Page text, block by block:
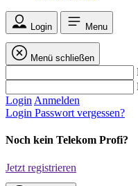
Login Menu
Menü schließen
Login Anmelden
Login Passwort vergessen?
Noch kein Telekom Profi?
Jetzt registrieren